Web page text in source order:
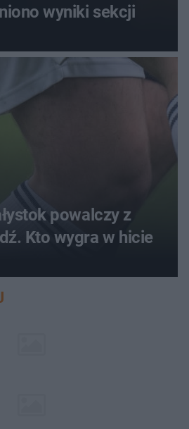
wyniki sekcji
powalczy z
Kto wygra w hicie